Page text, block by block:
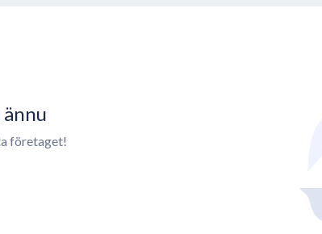
företaget!